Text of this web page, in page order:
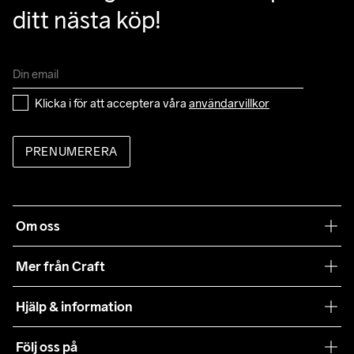
ditt nästa köp!
Klicka i för att acceptera våra användarvillkor
PRENUMERERA
Om oss
Mer från Craft
Teamwear
Hjälp & information
Följ oss på